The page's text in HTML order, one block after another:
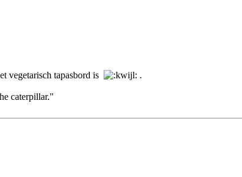
vegetarisch tapasbord is
.
caterpillar."